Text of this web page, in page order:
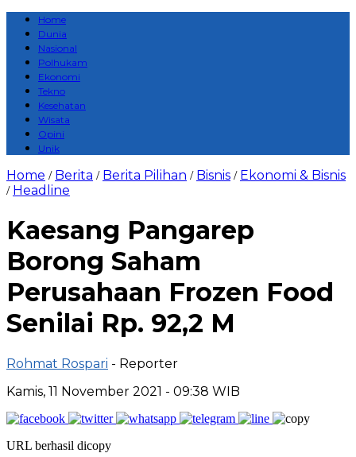
Home
Dunia
Nasional
Polhukam
Ekonomi
Tekno
Kesehatan
Wisata
Opini
Unik
Home / Berita / Berita Pilihan / Bisnis / Ekonomi & Bisnis
/ Headline
Kaesang Pangarep
Borong Saham
Perusahaan Frozen Food
Senilai Rp. 92,2 M
Rohmat Rospari - Reporter
Kamis, 11 November 2021 - 09:38 WIB
URL berhasil dicopy